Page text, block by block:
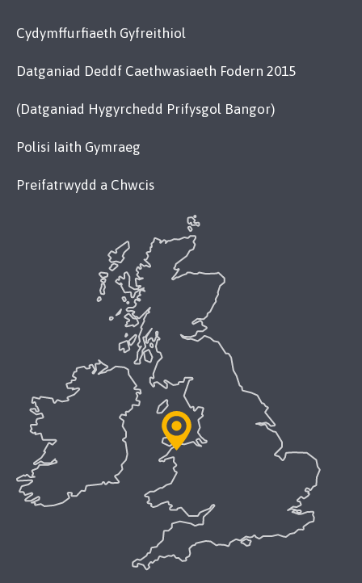
Cydymffurfiaeth Gyfreithiol
Datganiad Deddf Caethwasiaeth Fodern 2015
(Datganiad Hygyrchedd Prifysgol Bangor)
Polisi Iaith Gymraeg
Preifatrwydd a Chwcis